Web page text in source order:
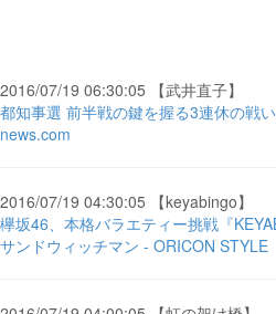
2016/07/19 06:30:05 【武井直子】
都知事選 前半戦の鍵を握る3連休の戦
news.com
2016/07/19 04:30:05 【keyabingo】
欅坂46、本格バラエティー挑戦『
サンドウィッチマン - ORICON STYLE